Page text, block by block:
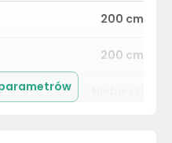
200 cm
200 cm